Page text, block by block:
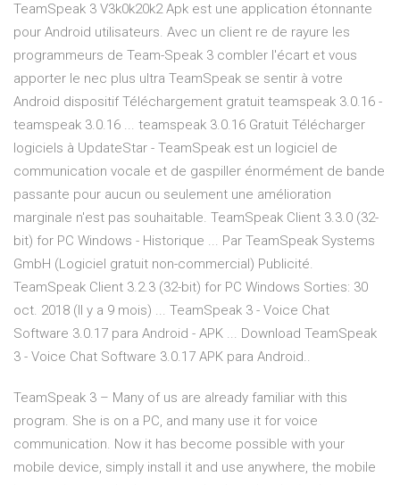
TeamSpeak 3 V3k0k20k2 Apk est une application étonnante
pour Android utilisateurs. Avec un client re de rayure les
programmeurs de Team-Speak 3 combler l'écart et vous
apporter le nec plus ultra TeamSpeak se sentir à votre
Android dispositif Téléchargement gratuit teamspeak 3.0.16 -
teamspeak 3.0.16 ... teamspeak 3.0.16 Gratuit Télécharger
logiciels à UpdateStar - TeamSpeak est un logiciel de
communication vocale et de gaspiller énormément de bande
passante pour aucun ou seulement une amélioration
marginale n'est pas souhaitable. TeamSpeak Client 3.3.0 (32-
bit) for PC Windows - Historique ... Par TeamSpeak Systems
GmbH (Logiciel gratuit non-commercial) Publicité.
TeamSpeak Client 3.2.3 (32-bit) for PC Windows Sorties: 30
oct. 2018 (Il y a 9 mois) ... TeamSpeak 3 - Voice Chat
Software 3.0.17 para Android - APK ... Download TeamSpeak
3 - Voice Chat Software 3.0.17 APK para Android..
TeamSpeak 3 – Many of us are already familiar with this
program. She is on a PC, and many use it for voice
communication. Now it has become possible with your
mobile device, simply install it and use anywhere, the mobile